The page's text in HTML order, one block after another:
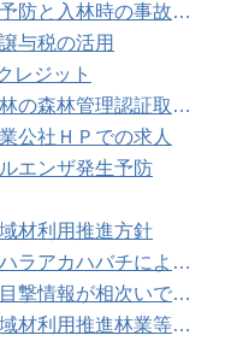
と入林時の事故防止
与税の活用
レジット
森林管理認証取得状況
公社ＨＰでの求人
エンザ発生予防
材利用推進方針
りカラマツ類の葉の食害被害が発生することがあります
が相次いでいます【留辺蘂自治区】
用推進林業等振興対策事業